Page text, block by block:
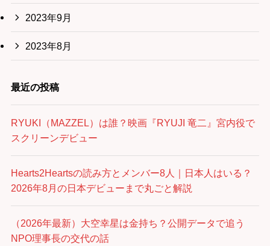
2023年9月
2023年8月
最近の投稿
RYUKI（MAZZEL）は誰？映画『RYUJI 竜二』宮内役で
スクリーンデビュー
Hearts2Heartsの読み方とメンバー8人｜日本人はいる？
2026年8月の日本デビューまで丸ごと解説
（2026年最新）大空幸星は金持ち？公開データで追う
NPO理事長の交代の話